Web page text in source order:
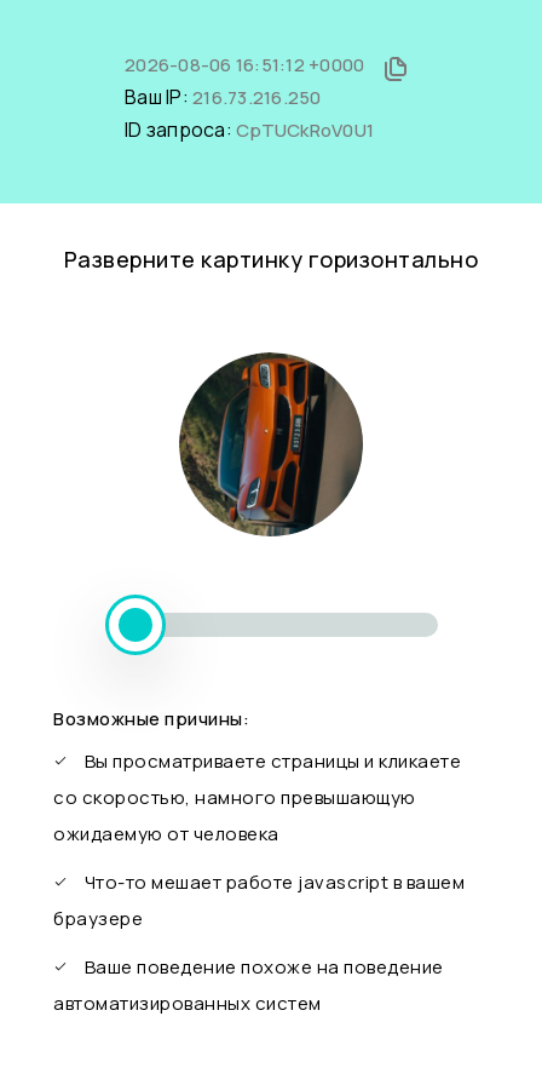
2026-08-06 16:51:12 +0000
Ваш IP: 216.73.216.250
ID запроса: CpTUCkRoV0U1
Разверните картинку горизонтально
Возможные причины:
Вы просматриваете страницы и кликаете
со скоростью, намного превышающую
ожидаемую от человека
Что-то мешает работе javascript в вашем
браузере
Ваше поведение похоже на поведение
автоматизированных систем